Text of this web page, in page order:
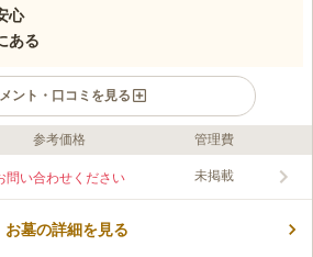
心
ある
ント・口コミを見る
ト
場第５番札所としても知られている金地院は、
して今でも残されているなど、歴史的な文化財
参考価格 管理費
問い合わせください 未掲載
お墓の詳細を見る